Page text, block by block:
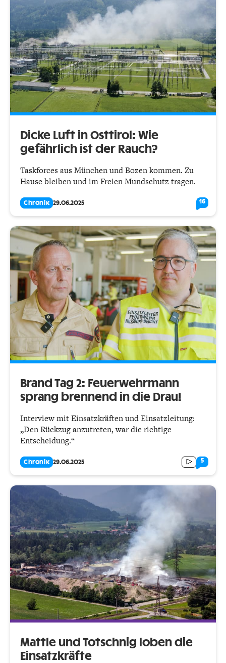
Dicke Luft in Osttirol: Wie
gefährlich ist der Rauch?
Taskforces aus München und Bozen kommen. Zu
Hause bleiben und im Freien Mundschutz tragen.
Chronik 29.06.2025 16
Brand Tag 2: Feuerwehrmann
sprang brennend in die Drau!
Interview mit Einsatzkräften und Einsatzleitung:
„Den Rückzug anzutreten, war die richtige
Entscheidung.“
Chronik 29.06.2025 5
Mattle und Totschnig loben die
Einsatzkräfte